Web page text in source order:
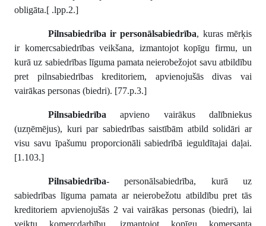
obligāta.[ .lpp.2.]
Pilnsabiedrība ir personālsabiedrība, kuras mērķis
ir komercsabiedrības veikšana, izmantojot kopīgu firmu, un
kurā uz sabiedrības līguma pamata neierobežojot savu atbildību
pret pilnsabiedrības kreditoriem, apvienojušās divas vai
vairākas personas (biedri). [77.p.3.]
Pilnsabiedrība apvieno vairākus dalībniekus
(uzņēmējus), kuri par sabiedrības saistībām atbild solidāri ar
visu savu īpašumu proporcionāli sabiedrībā ieguldītajai daļai.
[1.103.]
Pilnsabiedrība- personālsabiedrība, kurā uz
sabiedrības līguma pamata ar neierobežotu atbildību pret tās
kreditoriem apvienojušās 2 vai vairākas personas (biedri), lai
veiktu komercdarbību, izmantojot kopīgu komersanta